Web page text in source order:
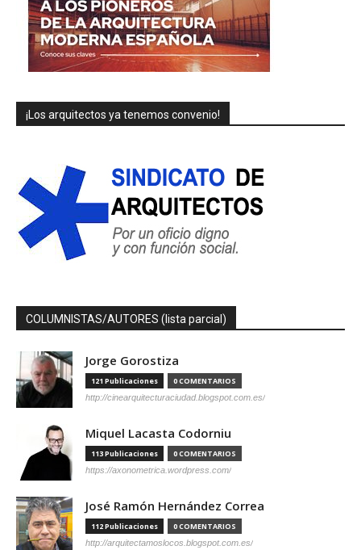
¡Los arquitectos ya tenemos convenio!
COLUMNISTAS/AUTORES (lista parcial)
Jorge Gorostiza
121 Publicaciones 0 COMENTARIOS
http://cinearquitecturaciudad.blogspot.com.es/
Miquel Lacasta Codorniu
113 Publicaciones 0 COMENTARIOS
https://axonometrica.wordpress.com/
José Ramón Hernández Correa
112 Publicaciones 0 COMENTARIOS
http://arquitectamoslocos.blogspot.com.es/